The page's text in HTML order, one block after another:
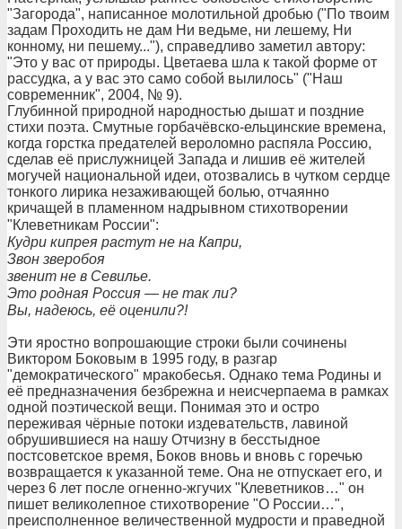
"Загорода", написанное молотильной дробью ("По твоим
задам Проходить не дам Ни ведьме, ни лешему, Ни
конному, ни пешему..."), справедливо заметил автору:
"Это у вас от природы. Цветаева шла к такой форме от
рассудка, а у вас это само собой вылилось" ("Наш
современник", 2004, № 9).
Глубинной природной народностью дышат и поздние
стихи поэта. Смутные горбачёвско-ельцинские времена,
когда горстка предателей вероломно распяла Россию,
сделав её прислужницей Запада и лишив её жителей
могучей национальной идеи, отозвались в чутком сердце
тонкого лирика незаживающей болью, отчаянно
кричащей в пламенном надрывном стихотворении
"Клеветникам России":
Кудри кипрея растут не на Капри,
Звон зверобоя
звенит не в Севилье.
Это родная Россия — не так ли?
Вы, надеюсь, её оценили?!
Эти яростно вопрошающие строки были сочинены
Виктором Боковым в 1995 году, в разгар
"демократического" мракобесья. Однако тема Родины и
её предназначения безбрежна и неисчерпаема в рамках
одной поэтической вещи. Понимая это и остро
переживая чёрные потоки издевательств, лавиной
обрушившиеся на нашу Отчизну в бесстыдное
постсоветское время, Боков вновь и вновь с горечью
возвращается к указанной теме. Она не отпускает его, и
через 6 лет после огненно-жгучих "Клеветников…" он
пишет великолепное стихотворение "О России…",
преисполненное величественной мудрости и праведной